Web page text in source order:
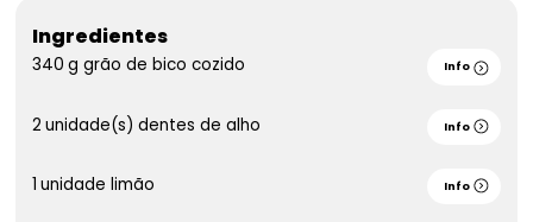
Ingredientes
340 g grão de bico cozido Info
2 unidade(s) dentes de alho Info
1 unidade limão Info